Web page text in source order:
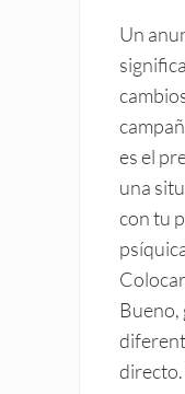
Un
es el
una
con tu
Bueno,